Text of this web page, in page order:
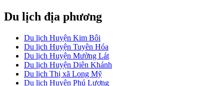
Du lịch địa phương
Du lịch Huyện Kim Bôi
Du lịch Huyện Tuyên Hóa
Du lịch Huyện Mường Lát
Du lịch Huyện Diên Khánh
Du lịch Thị xã Long Mỹ
Du lịch Huyện Phú Lương